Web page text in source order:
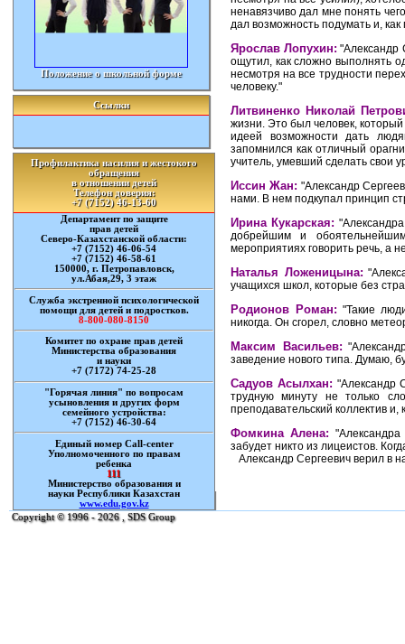
Положение о школьной форме
Ссылки
Профилактика насилия и жестокого
обращения
в отношении детей
Телефон доверия:
+7 (7152) 46-13-60
Департамент по защите
прав детей
Северо-Казахстанской области:
+7 (7152) 46-06-54
+7 (7152) 46-58-61
150000, г. Петропавловск,
ул.Абая,29, 3 этаж
Служба экстренной психологической
помощи для детей и подростков.
8-800-080-8150
Комитет по охране прав детей
Министерства образования
и науки
+7 (7172) 74-25-28
"Горячая линия" по вопросам
усыновления и других форм
семейного устройства:
+7 (7152) 46-30-64
Единый номер Call-center
Уполномоченного по правам
ребенка
111
Министерство образования и
науки Республики Казахстан
www.edu.gov.kz
ненавязчиво дал мне понять
дал возможность подумать и,
Ярослав Лопухин: "Александр
ощутил, как сложно выполнять
несмотря на все трудности
человеку."
Литвиненко Николай
жизни. Это был человек, который
идеей возможности дать
запомнился как отличный
учитель, умевший сделать свои
Иссин Жан: "Александр
нами. В нем подкупал принцип
Ирина Кукарская:
добрейшим и
мероприятиях говорить речь, а
Наталья Ложеницына:
учащихся школ, которые без
Родионов Роман: "Такие
никогда. Он сгорел, словно
Максим Васильев:
заведение нового типа. Думаю,
Садуов Асылхан: "Александр
трудную минуту не только
преподавательский коллектив
Фомкина Алена:
забудет никто из лицеистов.
Александр Сергеевич верил в
Copyright © 1996 -2026 , SDS Group